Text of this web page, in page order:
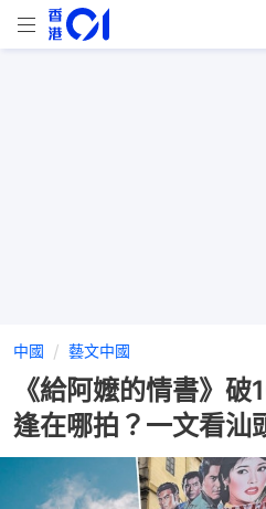
中國 藝文中國
《給阿嬤的情書》
逢在哪拍？一文看汕